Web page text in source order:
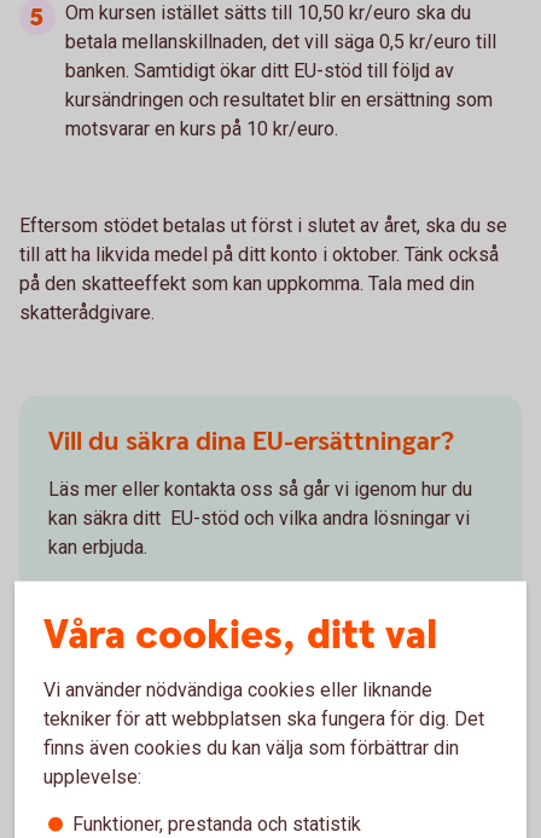
Om kursen istället sätts till 10,50 kr/euro ska du
betala mellanskillnaden, det vill säga 0,5 kr/euro till
banken. Samtidigt ökar ditt EU-stöd till följd av
kursändringen och resultatet blir en ersättning som
motsvarar en kurs på 10 kr/euro.
Eftersom stödet betalas ut först i slutet av året, ska du se
till att ha likvida medel på ditt konto i oktober. Tänk också
på den skatteeffekt som kan uppkomma. Tala med din
skatterådgivare.
Vill du säkra dina EU-ersättningar?
Läs mer eller kontakta oss så går vi igenom hur du
kan säkra ditt EU-stöd och vilka andra lösningar vi
kan erbjuda.
Kontakta oss inom skog ochlantbruk
Eftersom stödet betalas ut först i slutet av året, ska du se
till att ha likvida medel på ditt konto i oktober. Tänk också
på den skatteeffekt som kan uppkomma. Tala med din
Våra cookies, ditt val
Vi använder nödvändiga cookies eller liknande
tekniker för att webbplatsen ska fungera för dig. Det
finns även cookies du kan välja som förbättrar din
upplevelse:
Funktioner, prestanda och statistik